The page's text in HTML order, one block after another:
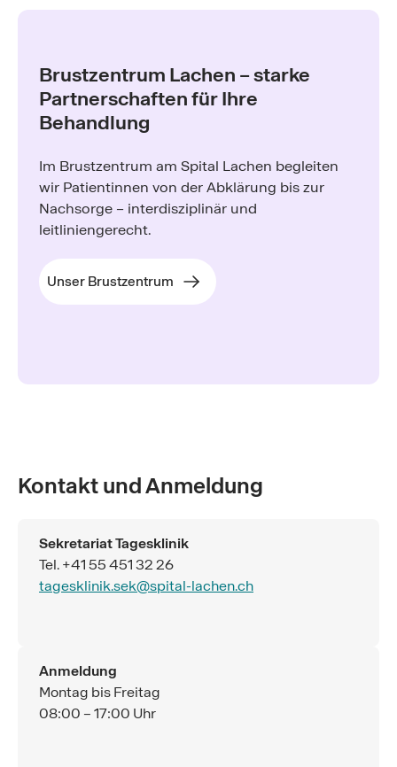
Brustzentrum Lachen – starke
Partnerschaften für Ihre
Behandlung
Im Brustzentrum am Spital Lachen begleiten
wir Patientinnen von der Abklärung bis zur
Nachsorge – interdisziplinär und
leitliniengerecht.
Unser Brustzentrum
Kontakt und Anmeldung
Sekretariat Tagesklinik
Tel. +41 55 451 32 26
tagesklinik.sek@spital-lachen.ch
Anmeldung
Montag bis Freitag
08:00 – 17:00 Uhr